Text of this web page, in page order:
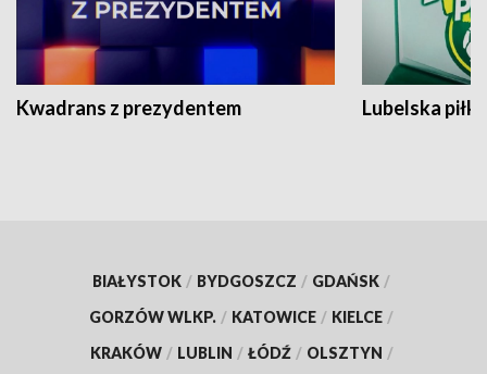
Kwadrans z prezydentem Lubelska piłka
BIAŁYSTOK / BYDGOSZCZ / GDAŃSK /
GORZÓW WLKP. / KATOWICE / KIELCE /
KRAKÓW / LUBLIN / ŁÓDŹ / OLSZTYN /